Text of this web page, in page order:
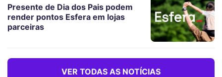
Presente de Dia dos Pais podem
render pontos Esfera em lojas
parceiras
VER TODAS AS NOTÍCIAS